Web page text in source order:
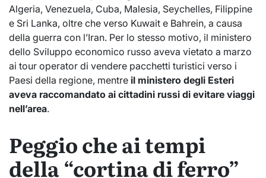
Algeria, Venezuela, Cuba, Malesia, Seychelles, Filippine
e Sri Lanka, oltre che verso Kuwait e Bahrein, a causa
della guerra con l’Iran. Per lo stesso motivo, il ministero
dello Sviluppo economico russo aveva vietato a marzo
ai tour operator di vendere pacchetti turistici verso i
Paesi della regione, mentre il ministero degli Esteri
aveva raccomandato ai cittadini russi di evitare viaggi
nell’area.
Peggio che ai tempi
della “cortina di ferro”